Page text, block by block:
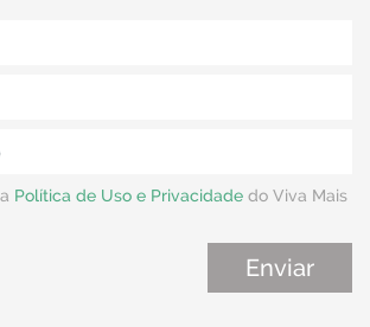
Política de Uso e Privacidade do Viva Mais